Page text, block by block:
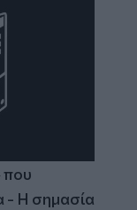
που
- Η σημασία